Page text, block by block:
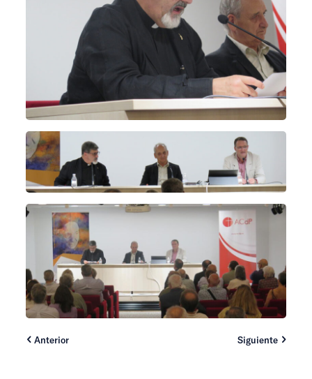
Anterior Siguiente